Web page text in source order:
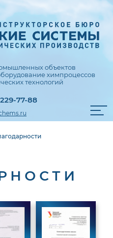
объектов
химпроцессов
технологий
77-88